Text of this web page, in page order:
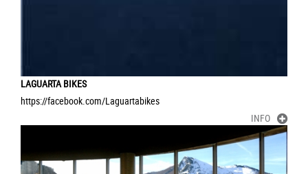
LAGUARTA BIKES
https://facebook.com/Laguartabikes
INFO